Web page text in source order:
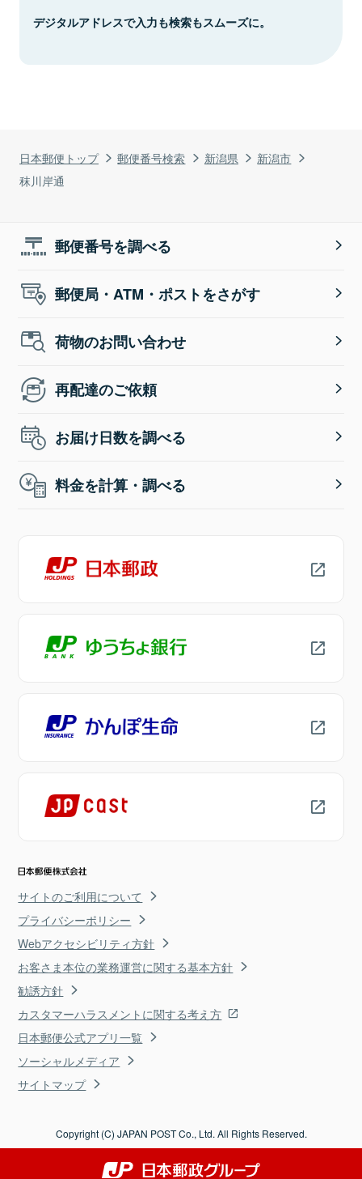
日本郵便トップ 郵便番号検索 新潟県
新潟市
秣川岸通
デジタルアドレスで入力も検索もスムーズに。
郵便番号を調べる
郵便局・ATM・ポストをさがす
荷物のお問い合わせ
再配達のご依頼
お届け日数を調べる
料金を計算・調べる
サイトのご利用について
プライバシーポリシー
Webアクセシビリティ方針
お客さま本位の業務運営に関する基本方針
勧誘方針
カスタマーハラスメントに関する考え方
日本郵便公式アプリ一覧
ソーシャルメディア
サイトマップ
Copyright (C) JAPAN POST Co., Ltd. All Rights Reserved.